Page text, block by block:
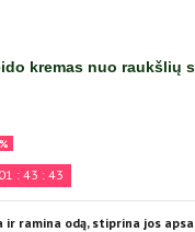
kremas nuo raukšlių
01 :43 :42
ir ramina odą, stiprina jos